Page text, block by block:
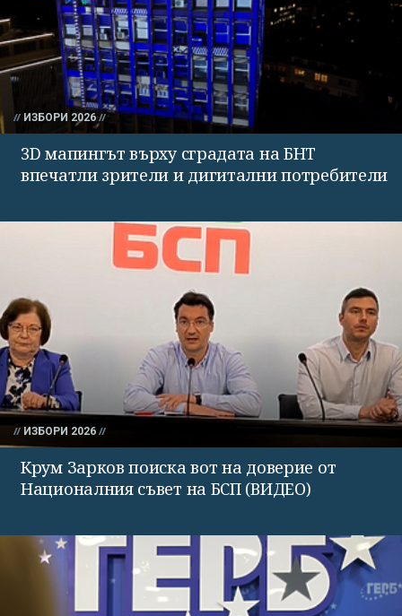
ИЗБОРИ 2026
3D мапингът върху сградата на БНТ
впечатли зрители и дигитални потребители
ИЗБОРИ 2026
Крум Зарков поиска вот на доверие от
Националния съвет на БСП (ВИДЕО)